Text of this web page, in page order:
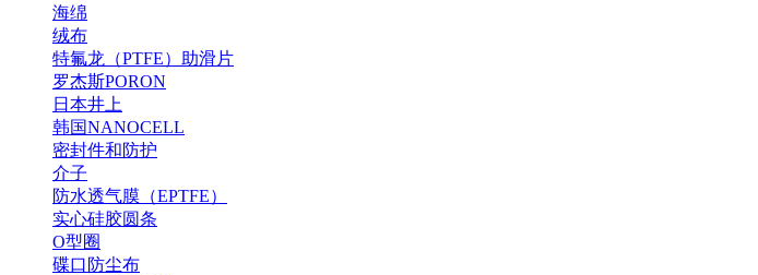
海绵
绒布
特氟龙（PTFE）助滑片
罗杰斯PORON
日本井上
韩国NANOCELL
密封件和防护
介子
防水透气膜（EPTFE）
实心硅胶圆条
O型圈
碟口防尘布